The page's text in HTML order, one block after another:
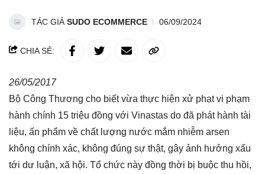
TÁC GIẢ SUDO ECOMMERCE 06/09/2024
CHIA SẺ:
26/05/2017
Bộ Công Thương cho biết vừa thực hiện xử phạt vi phạm
hành chính 15 triệu đồng với Vinastas do đã phát hành tài
liệu, ấn phẩm về chất lượng nước mắm nhiễm arsen
không chính xác, không đúng sự thật, gây ảnh hưởng xấu
tới dư luận, xã hội. Tổ chức này đồng thời bị buộc thu hồi,